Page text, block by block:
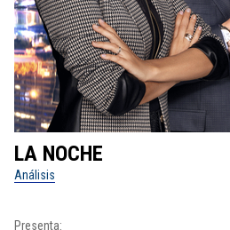
LA NOCHE
Análisis
Presenta: